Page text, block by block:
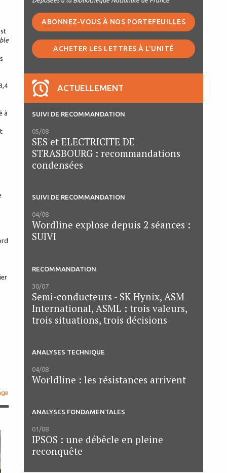
à
ABONNEZ-VOUS À NOS PORTEFEUILLES
ACHETER LES LETTRES À L'UNITÉ
ACTUELLEMENT
SUIVI DE RECOMMANDATION
05/08
SES et ELECTRICITE DE
STRASBOURG : recommandations
condensées
SUIVI DE RECOMMANDATION
04/08
Wordline explose depuis 2 séances :
SUIVI
RECOMMANDATION
30/07
Semi-conducteurs - SK Hynix, ASM
International, ASML : trois valeurs,
trois situations, trois décisions
ANALYSES TECHNIQUE
04/08
Worldline : les résistances arrivent
ANALYSES FONDAMENTALES
01/08
IPSOS : une débêcle en pleine
reconquête